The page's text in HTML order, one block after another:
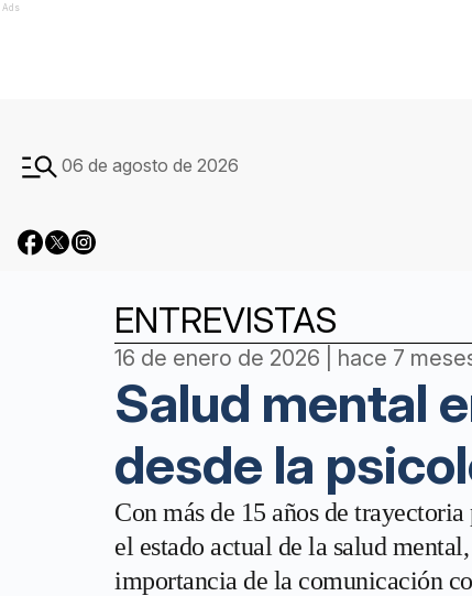
Ads
06 de agosto de 2026
ENTREVISTAS
16 de enero de 2026 | hace 7
Salud mental
desde la
Con más de 15 años de
el estado actual de la salud
importancia de la comunicación